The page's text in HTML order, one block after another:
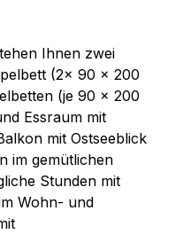
Ihnen zwei
(2x 90 x 200
(je 90 x 200
Essraum mit
mit Ostseeblick
im gemütlichen
Stunden mit
Wohn- und